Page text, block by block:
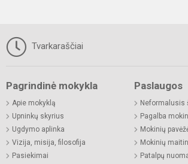
Tvarkaraščiai
Pagrindinė mokykla
Apie mokyklą
Upninkų skyrius
Ugdymo aplinka
Vizija, misija, filosofija
Pasiekimai
Paslaugos
Neformalusis
Pagalba
Mokinių
Mokinių
Patalpų